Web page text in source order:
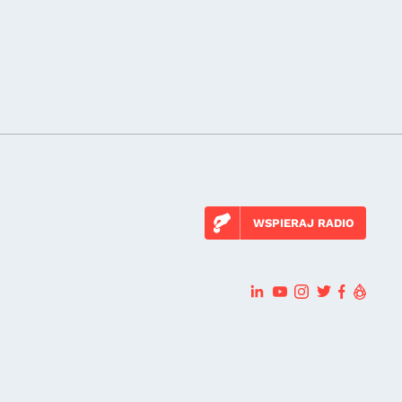
WSPIERAJ RADIO